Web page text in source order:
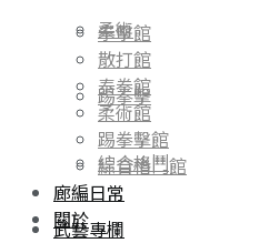
柔術
踢拳擊
綜合格鬥
武藝專欄
拳擊館
散打館
泰拳館
柔術館
踢拳擊館
綜合格鬥館
廊編日常
關於